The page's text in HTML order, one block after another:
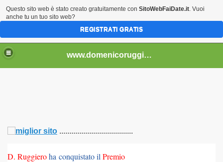
..................................
www.domenicoruggiero.it.gg
.....................................
D. Ruggieroha conquistato il Premio
Questo sito web è stato creato gratuitamente con SitoWebFaiDate.it. Vuoi
anche tu un tuo sito web?
REGISTRATI GRATIS